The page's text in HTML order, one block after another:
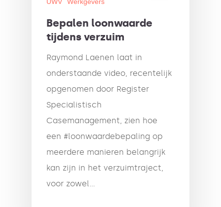
Bepalen loonwaarde
tijdens verzuim
Raymond Laenen laat in
onderstaande video, recentelijk
opgenomen door Register
Specialistisch
Casemanagement, zien hoe
een #loonwaardebepaling op
meerdere manieren belangrijk
kan zijn in het verzuimtraject,
voor zowel…